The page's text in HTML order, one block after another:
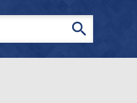
search